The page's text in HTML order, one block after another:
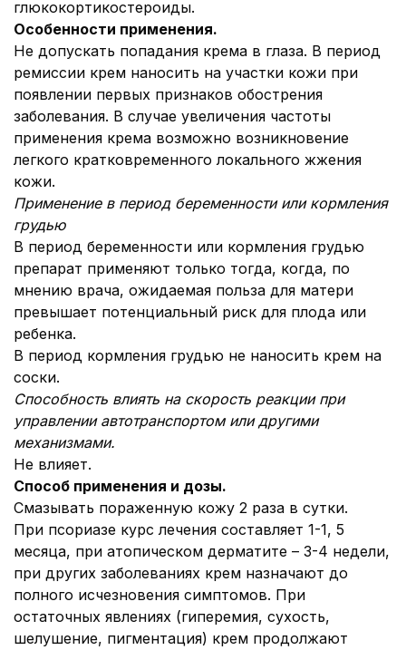
глюкокортикостероиды.
Особенности применения.
Не допускать попадания крема в глаза. В период
ремиссии крем наносить на участки кожи при
появлении первых признаков обострения
заболевания. В случае увеличения частоты
применения крема возможно возникновение
легкого кратковременного локального жжения
кожи.
Применение в период беременности или кормления
грудью
В период беременности или кормления грудью
препарат применяют только тогда, когда, по
мнению врача, ожидаемая польза для матери
превышает потенциальный риск для плода или
ребенка.
В период кормления грудью не наносить крем на
соски.
Способность влиять на скорость реакции при
управлении автотранспортом или другими
механизмами.
Не влияет.
Способ применения и дозы.
Смазывать пораженную кожу 2 раза в сутки.
При псориазе курс лечения составляет 1-1, 5
месяца, при атопическом дерматите – 3-4 недели,
при других заболеваниях крем назначают до
полного исчезновения симптомов. При
остаточных явлениях (гиперемия, сухость,
шелушение, пигментация) крем продолжают